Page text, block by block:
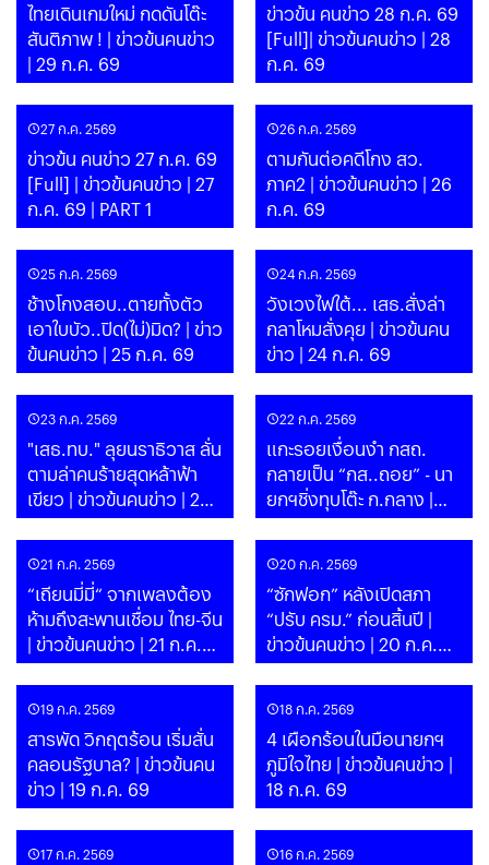
ไทยเดินเกมใหม่ กดดันโต๊ะ
สันติภาพ ! | ข่าวข้นคนข่าว
| 29 ก.ค. 69
ข่าวข้น คนข่าว 28 ก.ค. 69
[Full]| ข่าวข้นคนข่าว | 28
ก.ค. 69
27 ก.ค. 2569
ข่าวข้น คนข่าว 27 ก.ค. 69
[Full] | ข่าวข้นคนข่าว | 27
ก.ค. 69 | PART 1
26 ก.ค. 2569
ตามกันต่อคดีโกง สว.
ภาค2 | ข่าวข้นคนข่าว | 26
ก.ค. 69
25 ก.ค. 2569
ช้างโกงสอบ..ตายทั้งตัว
เอาใบบัว..ปิด(ไม่)มิด? | ข่าว
ข้นคนข่าว | 25 ก.ค. 69
24 ก.ค. 2569
วังเวงไฟใต้... เสธ.สั่งล่า
กลาโหมสั่งคุย | ข่าวข้นคน
ข่าว | 24 ก.ค. 69
23 ก.ค. 2569
"เสธ.ทบ." ลุยนราธิวาส ลั่น
ตามล่าคนร้ายสุดหล้าฟ้า
เขียว | ข่าวข้นคนข่าว | 23
ก.ค. 69
22 ก.ค. 2569
แกะรอยเงื่อนงำ กสถ.
กลายเป็น “กส..ถอย” - นา
ยกฯชิ่งทุบโต๊ะ ก.กลาง |
ข่าวข้นคนข่าว | 22 ก.ค. 69
21 ก.ค. 2569
“เถียนมี่มี่“ จากเพลงต้อง
ห้ามถึงสะพานเชื่อม ไทย-จีน
| ข่าวข้นคนข่าว | 21 ก.ค.
69
20 ก.ค. 2569
“ซักฟอก” หลังเปิดสภา
“ปรับ ครม.” ก่อนสิ้นปี |
ข่าวข้นคนข่าว | 20 ก.ค.
69
19 ก.ค. 2569
สารพัด วิกฤตร้อน เริ่มสั่น
คลอนรัฐบาล? | ข่าวข้นคน
ข่าว | 19 ก.ค. 69
18 ก.ค. 2569
4 เผือกร้อนในมือนายกฯ
ภูมิใจไทย | ข่าวข้นคนข่าว |
18 ก.ค. 69
17 ก.ค. 2569 16 ก.ค. 2569